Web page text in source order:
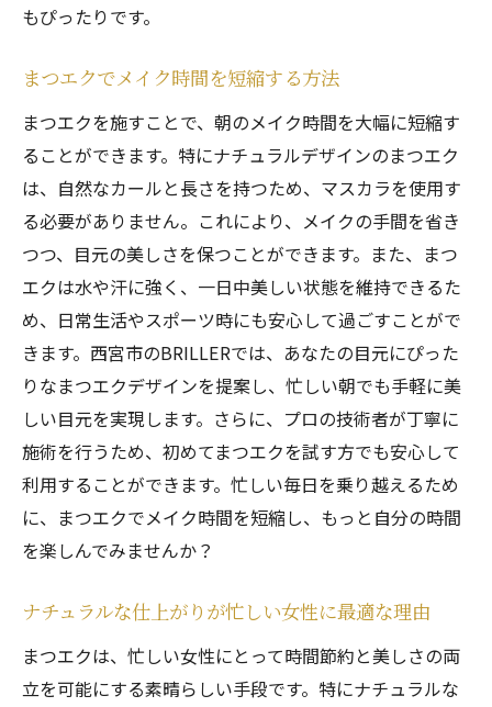
もぴったりです。
まつエクでメイク時間を短縮する方法
まつエクを施すことで、朝のメイク時間を大幅に短縮す
ることができます。特にナチュラルデザインのまつエク
は、自然なカールと長さを持つため、マスカラを使用す
る必要がありません。これにより、メイクの手間を省き
つつ、目元の美しさを保つことができます。また、まつ
エクは水や汗に強く、一日中美しい状態を維持できるた
め、日常生活やスポーツ時にも安心して過ごすことがで
きます。西宮市のBRILLERでは、あなたの目元にぴった
りなまつエクデザインを提案し、忙しい朝でも手軽に美
しい目元を実現します。さらに、プロの技術者が丁寧に
施術を行うため、初めてまつエクを試す方でも安心して
利用することができます。忙しい毎日を乗り越えるため
に、まつエクでメイク時間を短縮し、もっと自分の時間
を楽しんでみませんか？
ナチュラルな仕上がりが忙しい女性に最適な理由
まつエクは、忙しい女性にとって時間節約と美しさの両
立を可能にする素晴らしい手段です。特にナチュラルな